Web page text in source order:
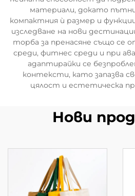
материали, докато
компактния ѝ размер и
изследване на нови
торба за пренасяне също се
среди, фитнес среди и при
адаптирайки се
контексти, като запазва
цялост и естетическа
Нови